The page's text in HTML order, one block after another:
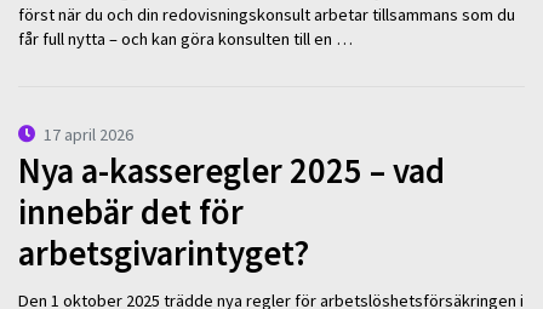
först när du och din redovisningskonsult arbetar tillsammans som du
får full nytta – och kan göra konsulten till en …
17 april 2026
Nya a-kasseregler 2025 – vad
innebär det för
arbetsgivarintyget?
Den 1 oktober 2025 trädde nya regler för arbetslöshetsförsäkringen i